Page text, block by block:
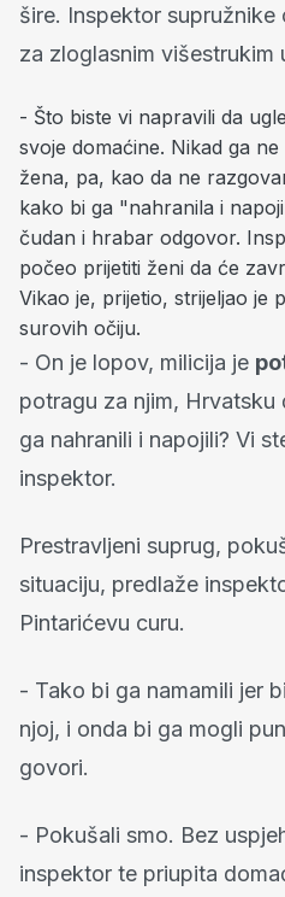
šire. Inspektor
za zloglasnim višestrukim
- Što biste vi napravili da
svoje domaćine. Nikad ga
žena, pa, kao da ne
kako bi ga "nahranila i
čudan i hrabar odgovor.
počeo prijetiti ženi da će
Vikao je, prijetio, strijeljao je
surovih očiju.
- On je lopov, milicija je
potragu za njim,
ga nahranili i napojili? Vi
inspektor.
Prestravljeni suprug,
situaciju, predlaže
Pintarićevu curu.
- Tako bi ga namamili jer
njoj, i onda bi ga mogli
govori.
- Pokušali smo. Bez
inspektor te priupita